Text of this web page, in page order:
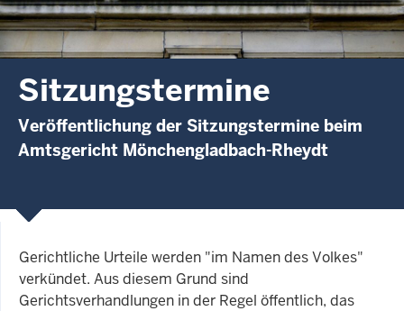
Sitzungstermine
Veröffentlichung der Sitzungstermine beim
Amtsgericht Mönchengladbach-Rheydt
Gerichtliche Urteile werden "im Namen des Volkes"
verkündet. Aus diesem Grund sind
Gerichtsverhandlungen in der Regel öffentlich, das